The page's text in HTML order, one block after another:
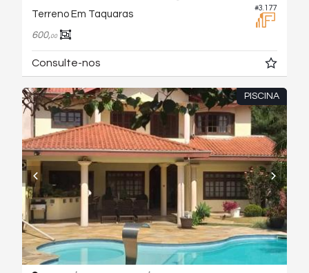
#3.177
Terreno Em Taquaras
600,00
Consulte-nos
PISCINA